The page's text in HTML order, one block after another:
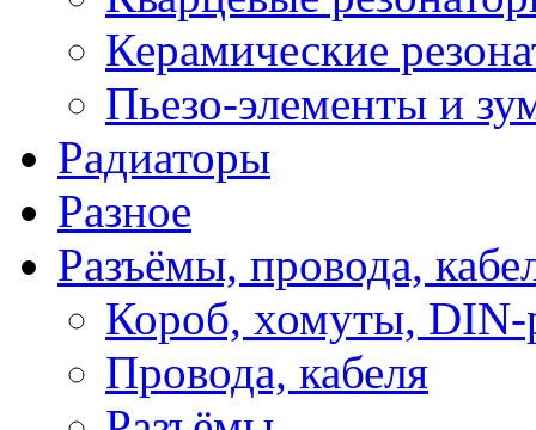
Керамические
Пьезо-элементы и
Радиаторы
Разное
Разъёмы, провода,
Короб, хомуты, DIN-
Провода, кабеля